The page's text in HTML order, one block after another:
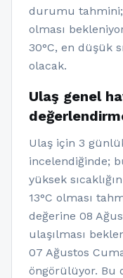
durumu
olması
30°C, en düşük
olacak.
Ulaş genel
Ulaş için 3
incelendiğinde;
yüksek
13°C olması
değerine 08
ulaşılması
07 Ağustos
öngörülüyor. Bu